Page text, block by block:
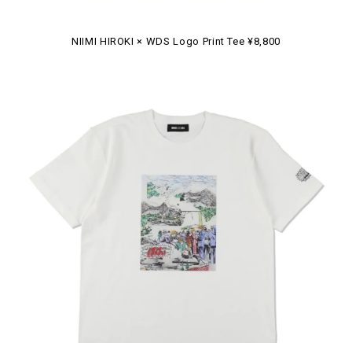
NIIMI HIROKI × WDS Logo Print Tee ¥8,800